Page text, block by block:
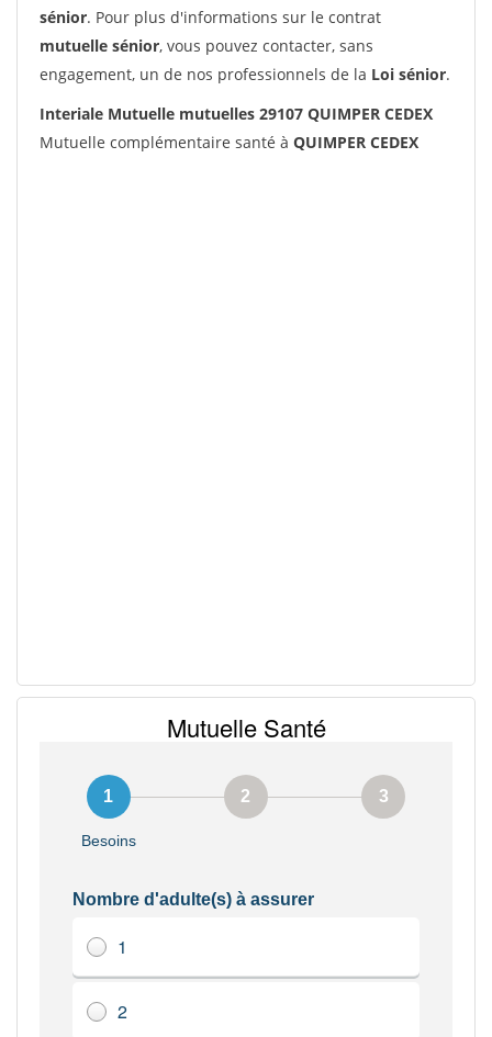
sénior. Pour plus d'informations sur le contrat
mutuelle sénior, vous pouvez contacter, sans
engagement, un de nos professionnels de la Loi sénior.
Interiale Mutuelle mutuelles 29107 QUIMPER CEDEX
Mutuelle complémentaire santé à QUIMPER CEDEX